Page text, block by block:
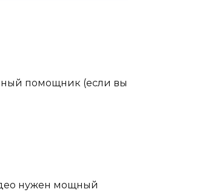
помощник (если вы
нужен мощный